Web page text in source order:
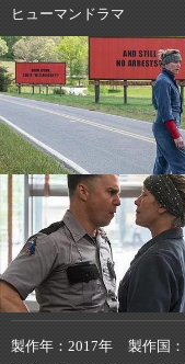
ヒューマンドラマ
製作年 2017年 製作国